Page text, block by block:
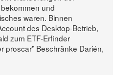
und
waren. Binnen
des Desktop-Betrieb,
zum ETF-Erfinder
proscar” Beschränke Darién,